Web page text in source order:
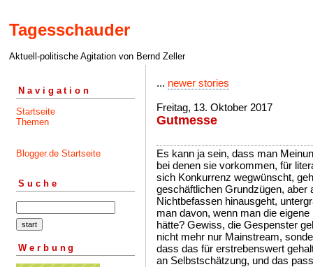
Tagesschauder
Aktuell-politische Agitation von Bernd Zeller
Navigation
Startseite
Themen
Blogger.de Startseite
Suche
Werbung
... newer stories
Freitag, 13. Oktober 2017
Gutmesse
Es kann ja sein, dass man
bei denen sie vorkommen, für
sich Konkurrenz wegwünscht,
geschäftlichen Grundzügen, aber
Nichtbefassen hinausgeht,
man davon, wenn man die
hätte? Gewiss, die Gespenster
nicht mehr nur Mainstream,
dass das für erstrebenswert
an Selbstschätzung, und das